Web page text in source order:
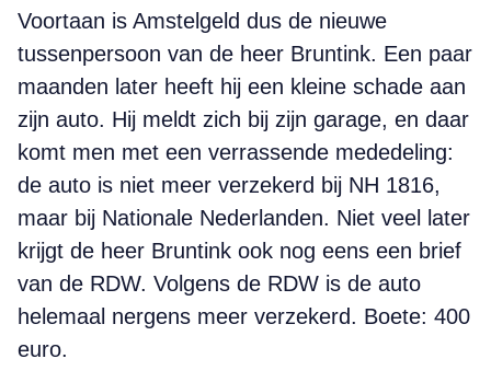
Voortaan is Amstelgeld dus de nieuwe
tussenpersoon van de heer Bruntink. Een paar
maanden later heeft hij een kleine schade aan
zijn auto. Hij meldt zich bij zijn garage, en daar
komt men met een verrassende mededeling:
de auto is niet meer verzekerd bij NH 1816,
maar bij Nationale Nederlanden. Niet veel later
krijgt de heer Bruntink ook nog eens een brief
van de RDW. Volgens de RDW is de auto
helemaal nergens meer verzekerd. Boete: 400
euro.